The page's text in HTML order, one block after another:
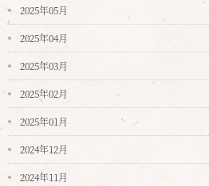
2025年05月
2025年04月
2025年03月
2025年02月
2025年01月
2024年12月
2024年11月